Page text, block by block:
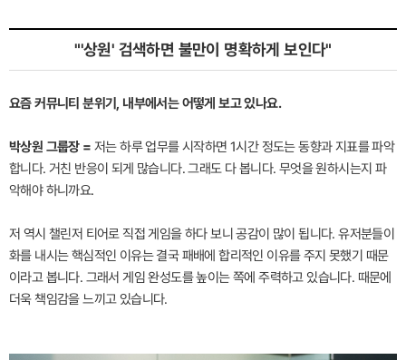
"'상원' 검색하면 불만이 명확하게 보인다"
요즘 커뮤니티 분위기, 내부에서는 어떻게 보고 있나요.
박상원 그룹장 = 저는 하루 업무를 시작하면 1시간 정도는 동향과 지표를 파악
합니다. 거친 반응이 되게 많습니다. 그래도 다 봅니다. 무엇을 원하시는지 파
악해야 하니까요.
저 역시 챌린저 티어로 직접 게임을 하다 보니 공감이 많이 됩니다. 유저분들이
화를 내시는 핵심적인 이유는 결국 패배에 합리적인 이유를 주지 못했기 때문
이라고 봅니다. 그래서 게임 완성도를 높이는 쪽에 주력하고 있습니다. 때문에
더욱 책임감을 느끼고 있습니다.